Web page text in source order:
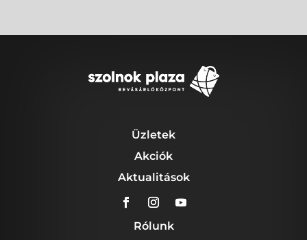
Üzletek
Akciók
Aktualitások
Rólunk